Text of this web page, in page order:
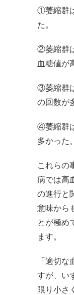
①萎縮群
た。
②萎縮群
血糖値が
③萎縮群
の回数が
④萎縮群
多かった。
これらの
病では高
の進行と
意味から
とが極め
ます。
「適切
すが、い
限り小さ